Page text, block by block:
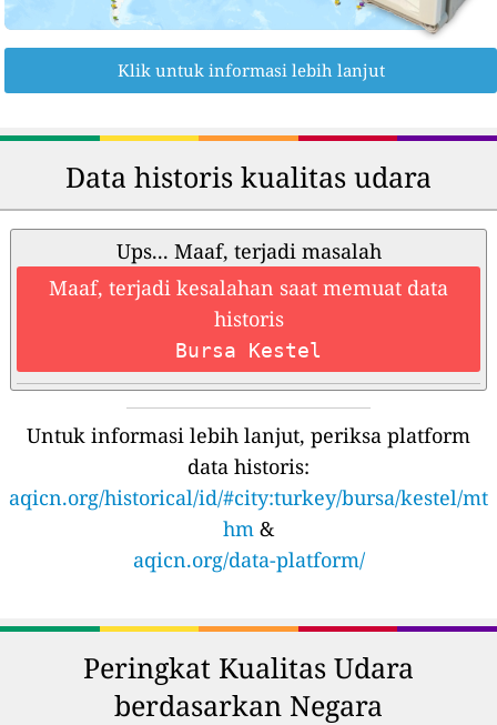
Klik untuk informasi lebih lanjut
Data historis kualitas udara
Ups... Maaf, terjadi masalah
Maaf, terjadi kesalahan saat memuat data
historis
Bursa Kestel
Untuk informasi lebih lanjut, periksa platform
data historis:
aqicn.org/historical/id/#city:turkey/bursa/kestel/mt
hm &
aqicn.org/data-platform/
Peringkat Kualitas Udara
berdasarkan Negara